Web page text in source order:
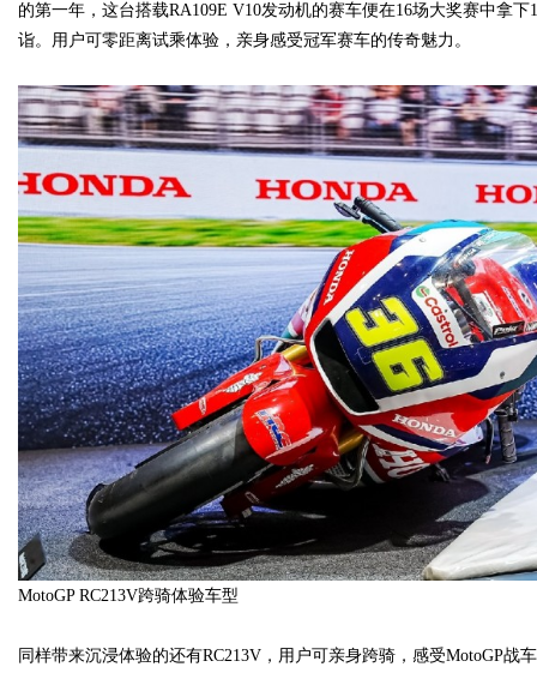
的第一年，这台搭载RA109E V10发动机的赛车便在16场大奖赛中拿
诣。用户可零距离试乘体验，亲身感受冠军赛车的传奇魅力。
MotoGP RC213V跨骑体验车型
同样带来沉浸体验的还有RC213V，用户可亲身跨骑，感受MotoGP